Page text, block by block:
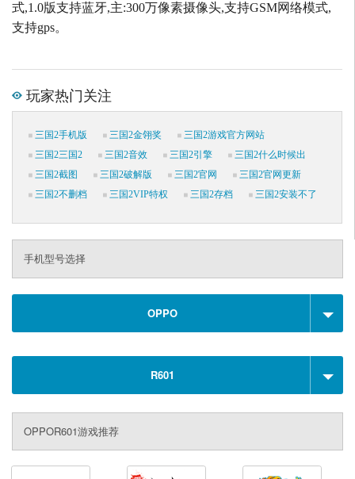
式,1.0版支持蓝牙,主:300万像素摄像头,支持GSM网络模式,
支持gps。
玩家热门关注
三国2手机版 三国2金翎奖
三国2游戏官方网站
三国2三国2
三国2音效 三国2引擎
三国2什么时候出
三国2截图
三国2破解版 三国2官网
三国2官网更新
三国2不删档
三国2VIP特权 三国2存档 三国2安装不了
手机型号选择
OPPO
R601
OPPOR601游戏推荐